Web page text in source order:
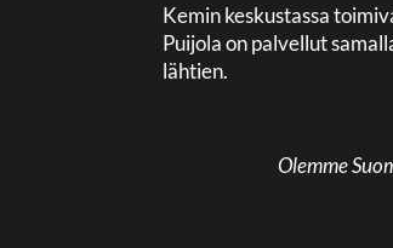
Kemin keskustassa
Puijola on palvellut
lähtien.
Olemme